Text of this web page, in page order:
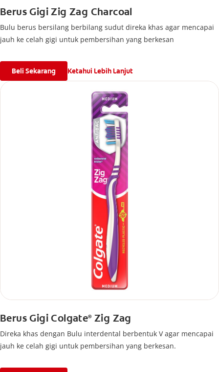
Berus Gigi Zig Zag Charcoal
Bulu berus bersilang berbilang sudut direka khas agar mencapai
jauh ke celah gigi untuk pembersihan yang berkesan
Beli Sekarang Ketahui Lebih Lanjut
Berus Gigi Colgate®Zig Zag
Direka khas dengan Bulu interdental berbentuk V agar mencapai
jauh ke celah gigi untuk pembersihan yang berkesan.